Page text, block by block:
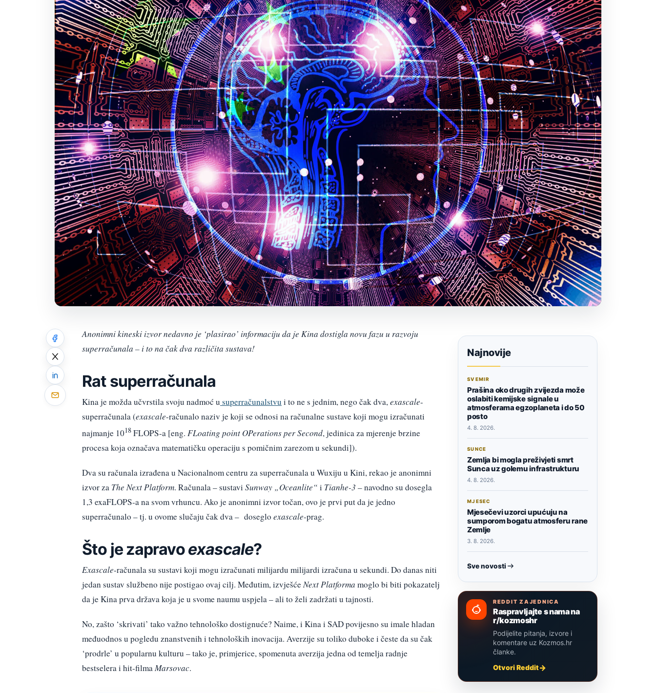
Anonimni kineski izvor nedavno je ‘plasirao’ informaciju da je Kina dostigla novu fazu u razvoju
superračunala – i to na čak dva različita sustava!
Rat superračunala
Kina je možda učvrstila svoju nadmoć u superračunalstvu i to ne s jednim, nego čak dva,exascale-
superračunala (exascale-računalo naziv je koji se odnosi na računalne sustave koji mogu izračunati
najmanje 1018 FLOPS-a [eng. FLoating point OPerations per Second, jedinica za mjerenje brzine
procesa koja označava matematičku operaciju s pomičnim zarezom u sekundi]).
Dva su računala izrađena u Nacionalnom centru za superračunala u Wuxiju u Kini, rekao je anonimni
izvor za The Next Platform. Računala – sustavi Sunway „Oceanlite“ i Tianhe-3 – navodno su dosegla
1,3 exaFLOPS-a na svom vrhuncu. Ako je anonimni izvor točan, ovo je prvi put da je jedno
superračunalo – tj. u ovome slučaju čak dva – doseglo exascale-prag.
Što je zapravoexascale?
Exascale-računala su sustavi koji mogu izračunati milijardu milijardi izračuna u sekundi. Do danas niti
jedan sustav službeno nije postigao ovaj cilj. Međutim, izvješćeNext Platforma moglo bi biti pokazatelj
da je Kina prva država koja je u svome naumu uspjela – ali to želi zadržati u tajnosti.
No, zašto ‘skrivati’ tako važno tehnološko dostignuće? Naime, i Kina i SAD povijesno su imale hladan
međuodnos u pogledu znanstvenih i tehnoloških inovacija. Averzije su toliko duboke i česte da su čak
‘prodrle’ u popularnu kulturu – tako je, primjerice, spomenuta averzija jedna od temelja radnje
bestselera i hit-filmaMarsovac.
Najnovije
SVEMIR
Prašina oko drugih zvijezda može
oslabiti kemijske signale u
atmosferama egzoplaneta i do 50
posto
4. 8. 2026.
SUNCE
Zemlja bi mogla preživjeti smrt
Sunca uz golemu infrastrukturu
4. 8. 2026.
MJESEC
Mjesečevi uzorci upućuju na
sumporom bogatu atmosferu rane
Zemlje
3. 8. 2026.
Sve novosti
REDDIT ZAJEDNICA
Raspravljajte s nama na
r/kozmoshr
Podijelite pitanja, izvore i
komentare uz Kozmos.hr
članke.
Otvori Reddit